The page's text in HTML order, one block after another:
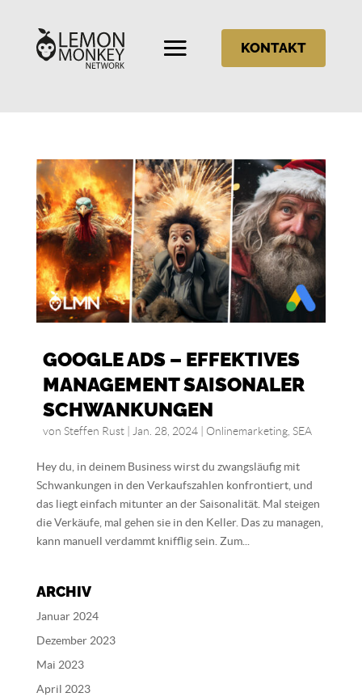
KONTAKT
GOOGLE ADS – EFFEKTIVES
MANAGEMENT SAISONALER
SCHWANKUNGEN
von Steffen Rust| Jan. 28, 2024| Onlinemarketing, SEA
Hey du, in deinem Business wirst du zwangsläufig mit
Schwankungen in den Verkaufszahlen konfrontiert, und
das liegt einfach mitunter an der Saisonalität. Mal steigen
die Verkäufe, mal gehen sie in den Keller. Das zu managen,
kann manuell verdammt knifflig sein. Zum...
ARCHIV
Januar 2024
Dezember 2023
Mai 2023
April 2023